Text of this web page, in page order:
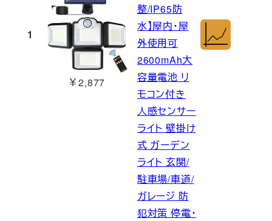
1
￥2,877
整/IP65防
水】屋内・屋
外使用可
2600mAh大
容量電池 リ
モコン付き
人感センサー
ライト 壁掛け
式 ガーデン
ライト 玄関/
駐車場/車道/
ガレージ 防
犯対策 停電・